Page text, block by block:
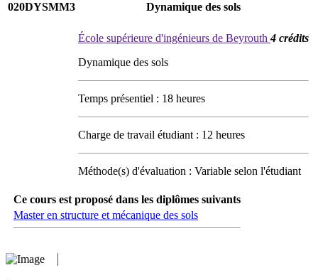
020DYSMM3 Dynamique des sols
École supérieure d'ingénieurs de Beyrouth4 crédits
Dynamique des sols
Temps présentiel : 18 heures
Charge de travail étudiant : 12 heures
Méthode(s) d'évaluation : Variable selon l'étudiant
Ce cours est proposé dans les diplômes suivants
Master en structure et mécanique des sols